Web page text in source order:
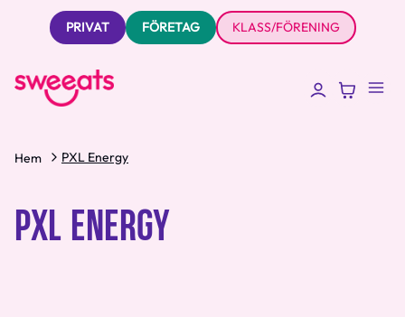
PRIVAT FÖRETAG KLASS/FÖRENING
Hem PXL Energy
PXL ENERGY